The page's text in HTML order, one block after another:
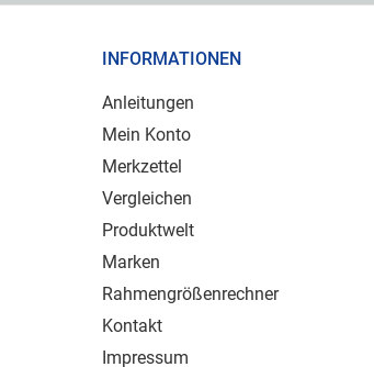
INFORMATIONEN
Anleitungen
Mein Konto
Merkzettel
Vergleichen
Produktwelt
Marken
Rahmengrößenrechner
Kontakt
Impressum